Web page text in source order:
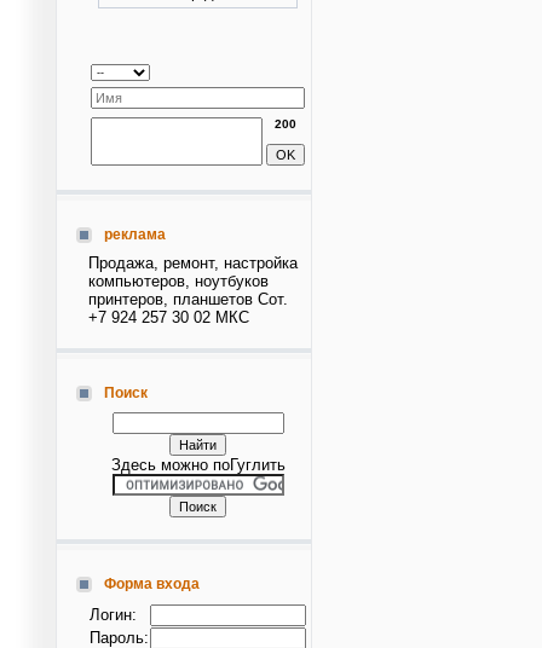
200
реклама
Продажа, ремонт, настройка
компьютеров, ноутбуков
принтеров, планшетов Сот.
+7 924 257 30 02 МКС
Поиск
Здесь можно поГуглить
Форма входа
Логин:
Пароль: